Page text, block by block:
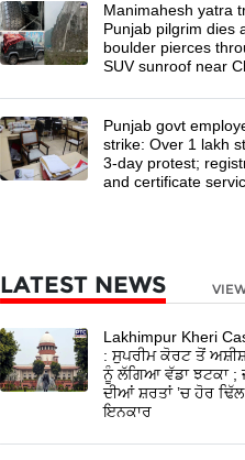
Manimahesh yatra
Punjab pilgrim dies
boulder pierces
SUV sunroof near
Punjab govt
strike: Over 1 lakh
3-day protest;
and certificate
LATEST NEWS
Lakhimpur Kheri
: ਸੁਪਰੀਮ ਕੋਰਟ ਤੋਂ
ਨੂੰ ਲੱਗਿਆ ਵੱਡਾ ਝਟਕਾ ;
ਦੀਆਂ ਸ਼ਰਤਾਂ ’ਚ ਹੋਰ
ਇਨਕਾਰ